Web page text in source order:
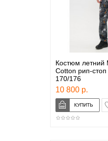
Костюм летний
Cotton рип-
170/176
10 800 р.